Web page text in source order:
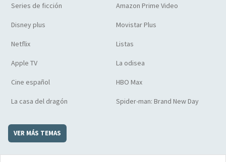
Series de ficción Amazon Prime Video
Disney plus Movistar Plus
Netflix Listas
Apple TV La odisea
Cine español HBO Max
La casa del dragón Spider-man: Brand New Day
VER MÁS TEMAS